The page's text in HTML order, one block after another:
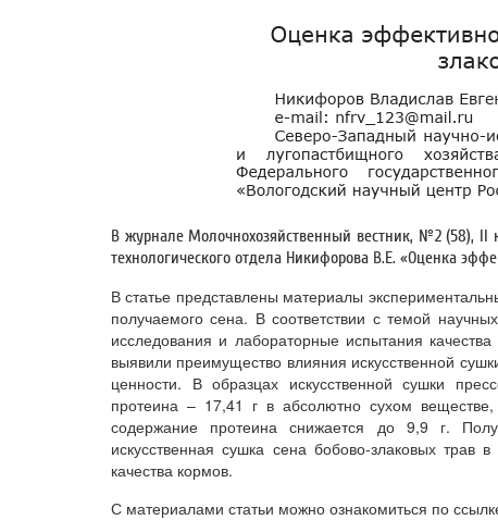
В журнале Молочнохозяйственный вестник, №2 (58), II
технологического отдела Никифорова В.Е. «Оценка
В статье представлены материалы
получаемого сена. В соответствии с темой
исследования и лабораторные испытания
выявили преимущество влияния искусственной
ценности. В образцах искусственной сушки
протеина – 17,41 г в абсолютно сухом
содержание протеина снижается до 9,9 г.
искусственная сушка сена бобово-злаковых трав
качества кормов.
С материалами статьи можно ознакомиться по